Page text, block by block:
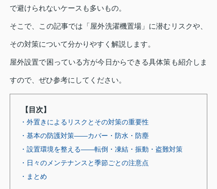
で避けられないケースも多いもの。
そこで、この記事では「屋外洗濯機置場」に潜むリスクや、
その対策について分かりやすく解説します。
屋外設置で困っている方が今日からできる具体策も紹介しま
すので、ぜひ参考にしてください。
【目次】
・外置きによるリスクとその対策の重要性
・基本の防護対策――カバー・防水・防塵
・設置環境を整える――転倒・凍結・振動・盗難対策
・日々のメンテナンスと季節ごとの注意点
・まとめ